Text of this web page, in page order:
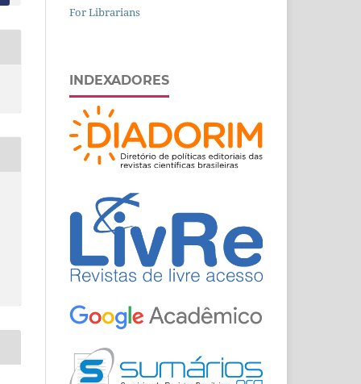
For Librarians
INDEXADORES